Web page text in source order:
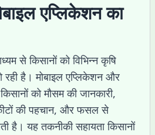
एप्लिकेशन का
से किसानों को विभिन्न कृषि
रही है। मोबाइल एप्लिकेशन और
को मौसम की जानकारी,
की पहचान, और फसल से
है। यह तकनीकी सहायता किसानों